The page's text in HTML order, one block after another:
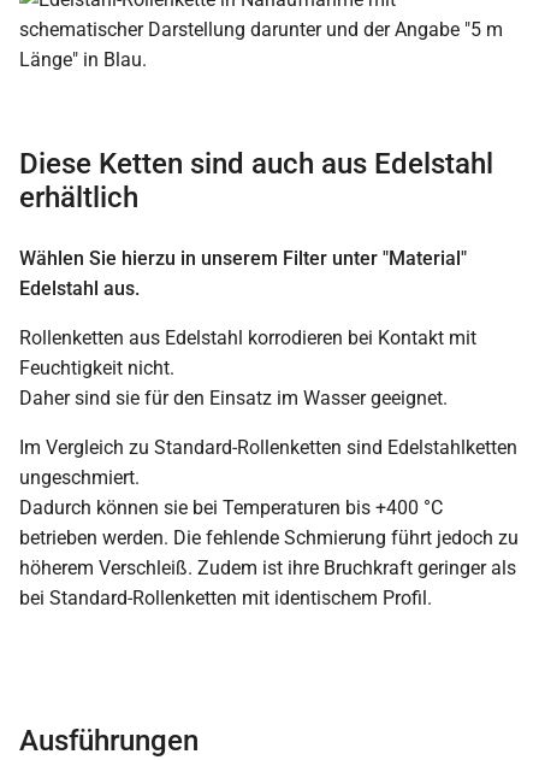
Diese Ketten sind auch aus Edelstahl
erhältlich
Wählen Sie hierzu in unserem Filter unter "Material"
Edelstahl aus.
Rollenketten aus Edelstahl korrodieren bei Kontakt mit
Feuchtigkeit nicht.
Daher sind sie für den Einsatz im Wasser geeignet.
Im Vergleich zu Standard-Rollenketten sind Edelstahlketten
ungeschmiert.
Dadurch können sie bei Temperaturen bis +400 °C
betrieben werden. Die fehlende Schmierung führt jedoch zu
höherem Verschleiß. Zudem ist ihre Bruchkraft geringer als
bei Standard-Rollenketten mit identischem Profil.
Ausführungen